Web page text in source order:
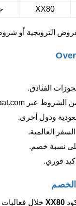
XX80
الترويجية أو
العالمية.
فوري.
XX80 خلال